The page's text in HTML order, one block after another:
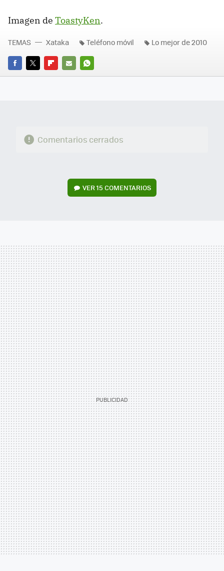
Imagen de ToastyKen.
FACEBOOK
TWITTERFLIPBOARD
E-
WHATSAPP
TEMAS Xataka Teléfono móvil Lo mejor de 2010
Comentarios cerrados
VER15 COMENTARIOS